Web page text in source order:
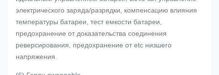
электрического заряда/разрядки, компенсацию влияния
температуры батареи, тест емкости батареи,
предохранение от доказательства соединения
реверсирования, предохранение от etc низшего
напряжения.